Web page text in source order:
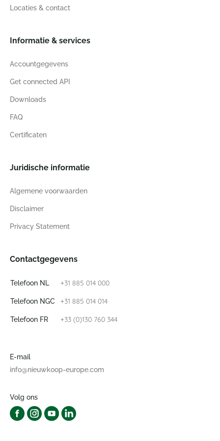
Locaties & contact
Informatie & services
Accountgegevens
Get connected API
Downloads
FAQ
Certificaten
Juridische informatie
Algemene voorwaarden
Disclaimer
Privacy Statement
Contactgegevens
Telefoon NL +31 885 014 000
Telefoon NGC +31 885 014 014
Telefoon FR +33 (0)130 760 344
E-mail
info@nieuwkoop-europe.com
Volg ons